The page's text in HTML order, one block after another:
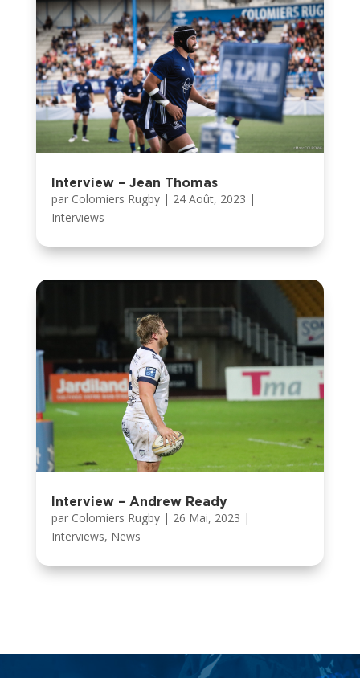
Interview – Jean Thomas
par Colomiers Rugby| 24 Août, 2023 |
Interviews
Interview – Andrew Ready
par Colomiers Rugby| 26 Mai, 2023 |
Interviews, News